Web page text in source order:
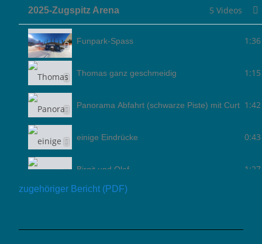
2025-Zugspitz Arena 5 Videos
Funpark-Spass 1:36
Thomas ganz geschmeidig 1:15
Panorama Abfahrt (schwarze Piste) mit Curt 1:42
einige Eindrücke 0:43
Birgit und Olaf 1:27
zugehöriger Bericht (PDF)